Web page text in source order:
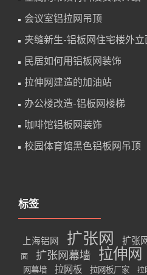
会议室铝拉网吊顶
夹缝新生-铝板网住宅楼外立
民居如何用铝板网装饰
拉伸网建造的加油站
办公楼改造-铝板网楼梯
咖啡馆铝板网装饰
校园体育馆黑色铝板网吊顶
标签
上海铝网 扩张网 扩张
面
扩张网幕墙 拉伸网
网幕墙
拉网板 拉网板厂家 拉